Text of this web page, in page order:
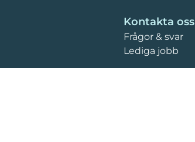
Kontakta oss
Frågor & svar
Lediga jobb